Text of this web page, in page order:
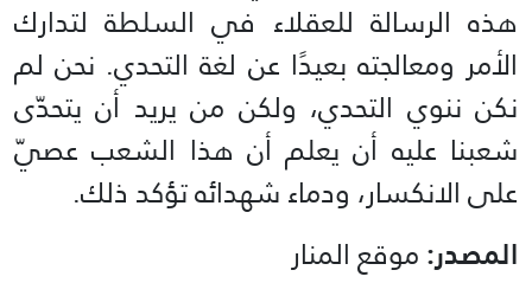
هذه الرسالة للعقلاء في السلطة لتدارك
الأمر ومعالجته بعيدًا عن لغة التحدي. نحن لم
نكن ننوي التحدي، ولكن من يريد أن يتحدّى
شعبنا عليه أن يعلم أن هذا الشعب عصيّ
على الانكسار، ودماء شهدائه تؤكد ذلك.
المصدر:موقع المنار